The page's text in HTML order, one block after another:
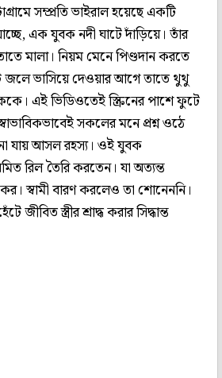
সম্প্রতি ভাইরাল হয়েছে একটি
এক যুবক নদী ঘাটে দাঁড়িয়ে। তাঁর
মালা। নিয়ম মেনে পিণ্ডদান করতে
জলে ভাসিয়ে দেওয়ার আগে তাতে থুথু
এই ভিডিওতেই স্ক্রিনের পাশে ফুটে
সকলের মনে প্রশ্ন ওঠে
যায় আসল রহস্য। ওই যুবক
রিল তৈরি করতেন। যা অত্যন্ত
স্বামী বারণ করলেও তা শোনেননি।
জীবিত স্ত্রীর শ্রাদ্ধ করার সিদ্ধান্ত